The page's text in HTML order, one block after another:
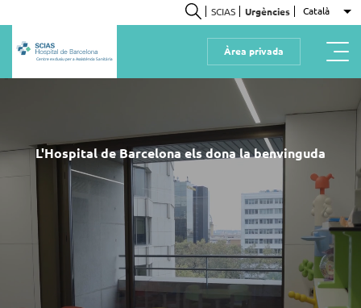
al
contingut
Cerca
SCIAS Urgències Català
Centre exclusiu per a Assistència Sanitària
Àrea privada
L'Hospital de Barcelona els dona la benvinguda